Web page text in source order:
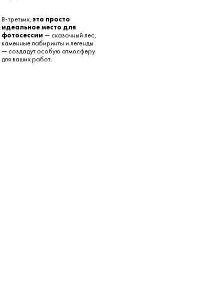
В-третьих, это просто
идеальное место для
фотосессии — сказочный лес,
каменные лабиринты и легенды
— создадут особую атмосферу
для ваших работ.